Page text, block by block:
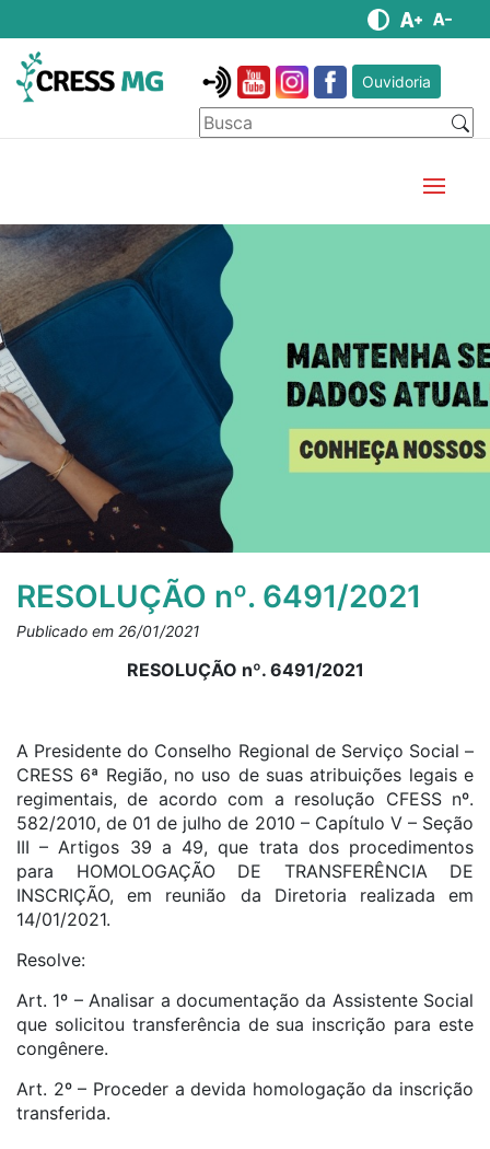
Ouvidoria
RESOLUÇÃO nº. 6491/2021
Publicado em 26/01/2021
RESOLUÇÃO nº. 6491/2021
A Presidente do Conselho Regional de Serviço Social –
CRESS 6ª Região, no uso de suas atribuições legais e
regimentais, de acordo com a resolução CFESS nº.
582/2010, de 01 de julho de 2010 – Capítulo V – Seção
III – Artigos 39 a 49, que trata dos procedimentos
para HOMOLOGAÇÃO DE TRANSFERÊNCIA DE
INSCRIÇÃO, em reunião da Diretoria realizada em
14/01/2021.
Resolve:
Art. 1º – Analisar a documentação da Assistente Social
que solicitou transferência de sua inscrição para este
congênere.
Art. 2º – Proceder a devida homologação da inscrição
transferida.